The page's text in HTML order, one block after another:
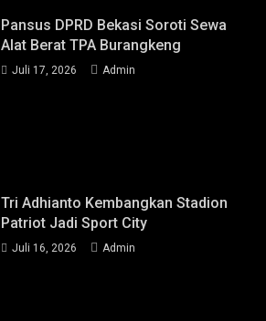
Pansus DPRD Bekasi Soroti Sewa
Alat Berat TPA Burangkeng
Juli 17, 2026 Admin
Tri Adhianto Kembangkan Stadion
Patriot Jadi Sport City
Juli 16, 2026 Admin